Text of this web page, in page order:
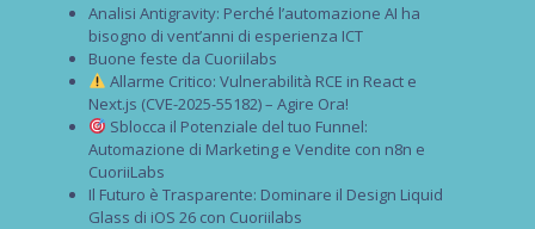
Analisi Antigravity: Perché l’automazione AI ha
bisogno di vent’anni di esperienza ICT
Buone feste da Cuoriilabs
Allarme Critico: Vulnerabilità RCE in React e
Next.js (CVE-2025-55182) – Agire Ora!
Sblocca il Potenziale del tuo Funnel:
Automazione di Marketing e Vendite con n8n e
CuoriiLabs
Il Futuro è Trasparente: Dominare il Design Liquid
Glass di iOS 26 con Cuoriilabs